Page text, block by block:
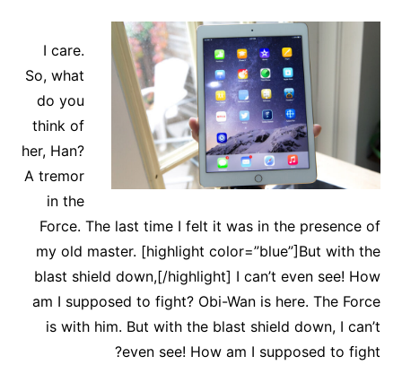
I care.
So, what
do you
think of
her, Han?
A tremor
in the
Force. The last time I felt it was in the presence of
my old master. [highlight color=”blue”]But with the
blast shield down,[/highlight] I can’t even see! How
am I supposed to fight? Obi-Wan is here. The Force
is with him. But with the blast shield down, I can’t
even see! How am I supposed to fight?